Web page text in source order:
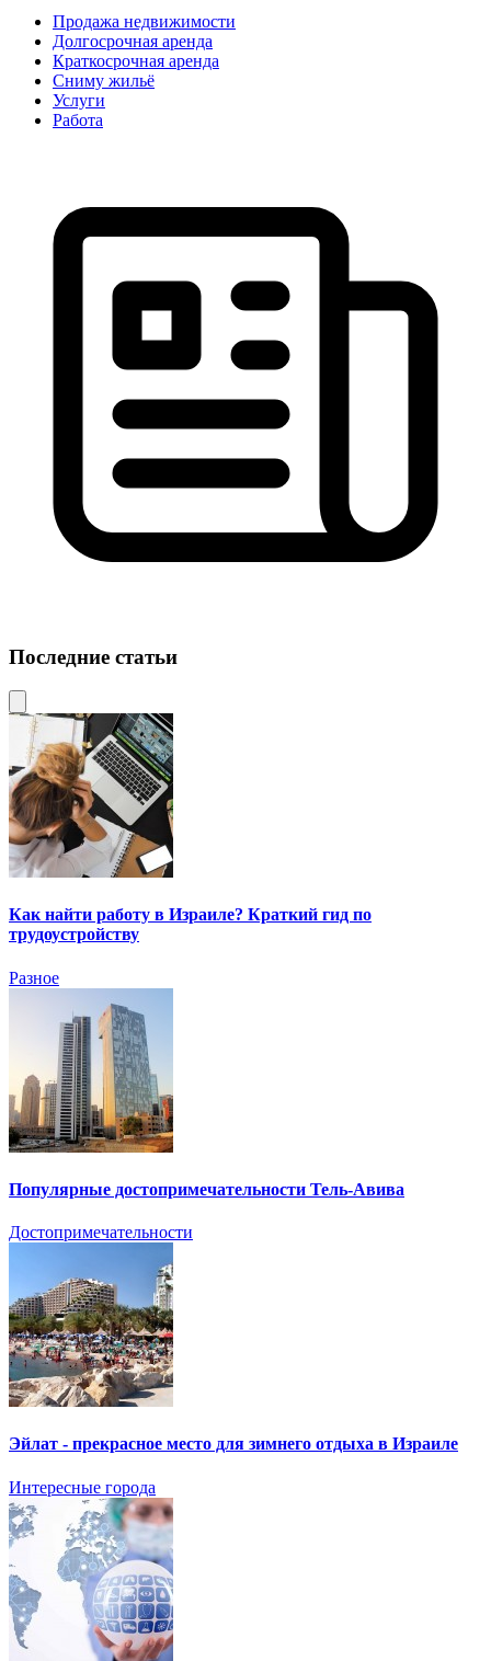
Продажа недвижимости
Долгосрочная аренда
Краткосрочная аренда
Сниму жильё
Услуги
Работа
Последние статьи
Как найти работу в Израиле? Краткий гид по
трудоустройству
Разное
Популярные достопримечательности Тель-Авива
Достопримечательности
Эйлат - прекрасное место для зимнего отдыха в Израиле
Интересные города